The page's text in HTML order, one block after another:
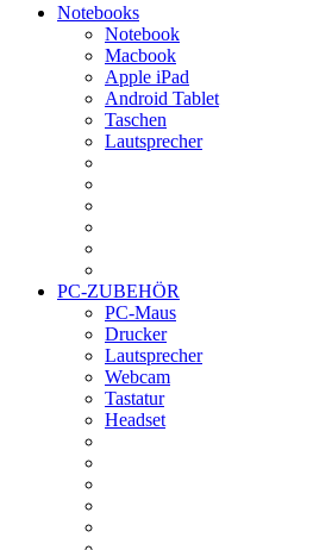
Notebooks
Notebook
Macbook
Apple iPad
Android Tablet
Taschen
Lautsprecher
PC-ZUBEHÖR
PC-Maus
Drucker
Lautsprecher
Webcam
Tastatur
Headset